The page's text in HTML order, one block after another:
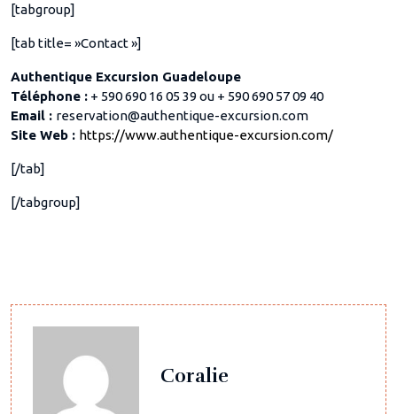
[tabgroup]
[tab title= »Contact »]
Authentique Excursion Guadeloupe
Téléphone : + 590 690 16 05 39 ou + 590 690 57 09 40
Email : reservation@authentique-excursion.com
Site Web : https://www.authentique-excursion.com/
[/tab]
[/tabgroup]
Coralie